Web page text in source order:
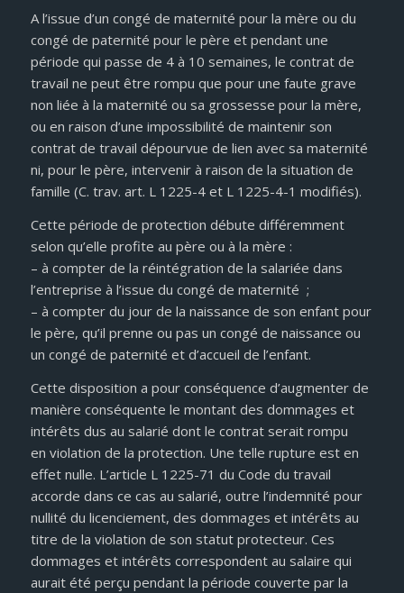
A l’issue d’un congé de maternité pour la mère ou du
congé de paternité pour le père et pendant une
période qui passe de 4 à 10 semaines, le contrat de
travail ne peut être rompu que pour une faute grave
non liée à la maternité ou sa grossesse pour la mère,
ou en raison d’une impossibilité de maintenir son
contrat de travail dépourvue de lien avec sa maternité
ni, pour le père, intervenir à raison de la situation de
famille (C. trav. art. L 1225-4 et L 1225-4-1 modifiés).
Cette période de protection débute différemment
selon qu’elle profite au père ou à la mère :
– à compter de la réintégration de la salariée dans
l’entreprise à l’issue du congé de maternité ;
– à compter du jour de la naissance de son enfant pour
le père, qu’il prenne ou pas un congé de naissance ou
un congé de paternité et d’accueil de l’enfant.
Cette disposition a pour conséquence d’augmenter de
manière conséquente le montant des dommages et
intérêts dus au salarié dont le contrat serait rompu
en violation de la protection. Une telle rupture est en
effet nulle. L’article L 1225-71 du Code du travail
accorde dans ce cas au salarié, outre l’indemnité pour
nullité du licenciement, des dommages et intérêts au
titre de la violation de son statut protecteur. Ces
dommages et intérêts correspondent au salaire qui
aurait été perçu pendant la période couverte par la